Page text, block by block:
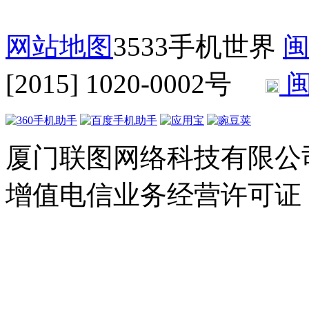
网站地图3533手机世界
[2015] 1020-0002号
厦门联图网络科技有限公
增值电信业务经营许可证